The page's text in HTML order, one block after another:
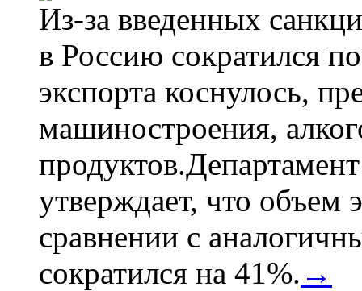
Из-за введенных
в Россию сократился
экспорта коснулось,
машиностроения,
утверждает, что объем
сравнении с
сократился на 41%. →